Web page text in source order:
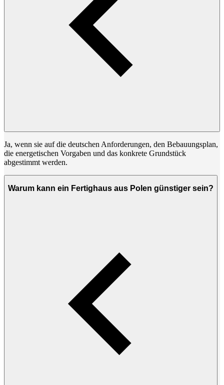
Ja, wenn sie auf die deutschen Anforderungen, den Bebauungsplan,
die energetischen Vorgaben und das konkrete Grundstück
abgestimmt werden.
Warum kann ein Fertighaus aus Polen günstiger sein?